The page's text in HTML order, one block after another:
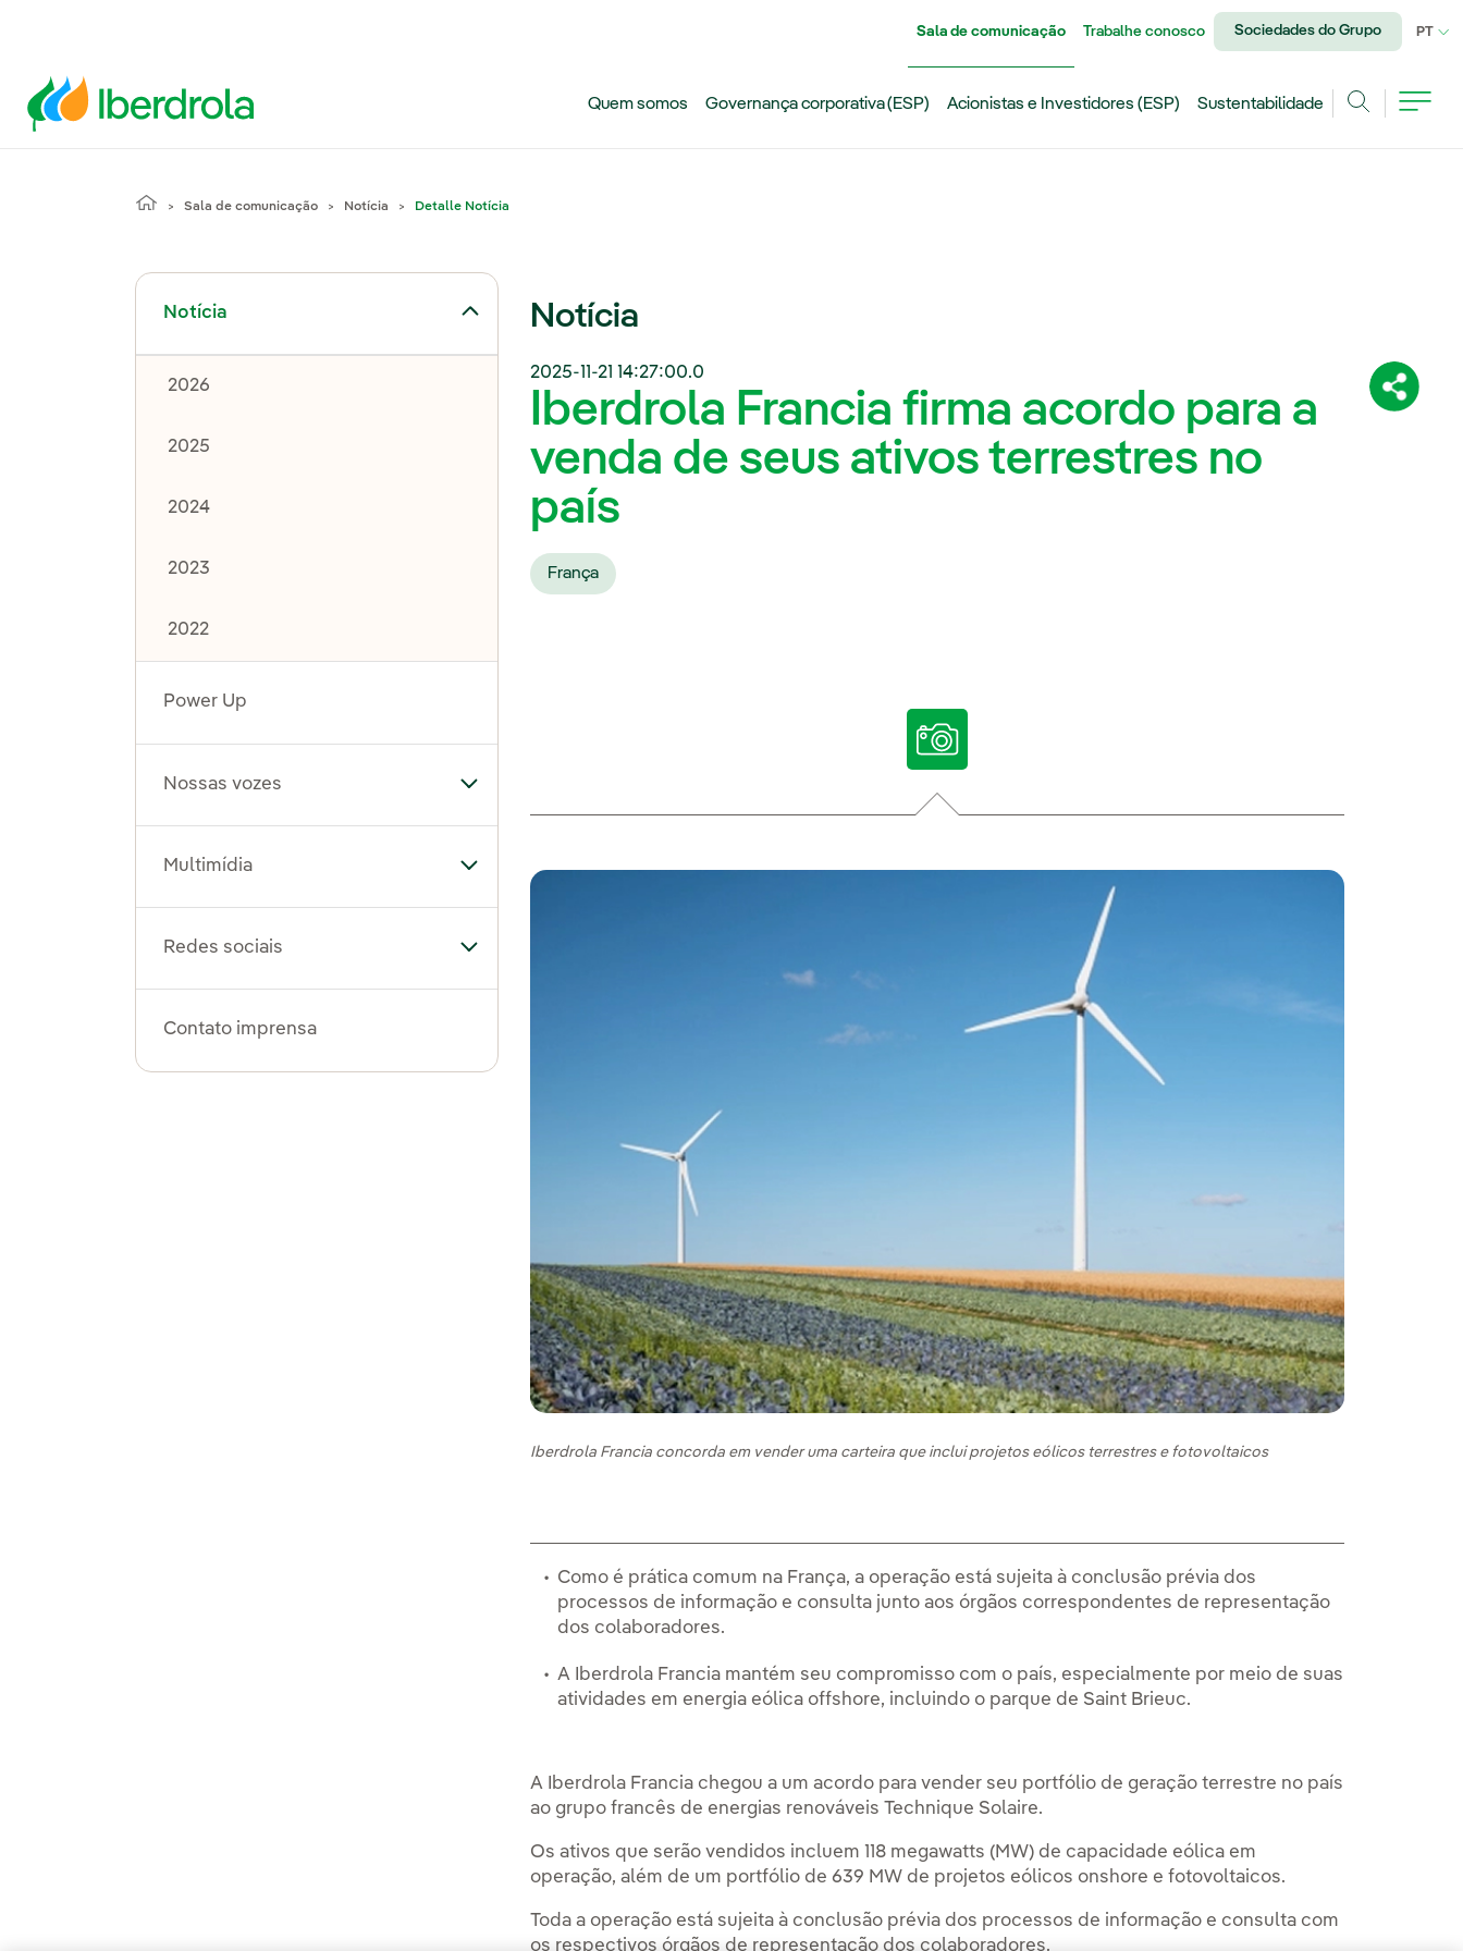
Sala de comunicação Trabalhe conosco Sociedades do Grupo PT
Quem somos Governança corporativa (ESP) Acionistas e Investidores (ESP)
Sustentabilidade
Sala de comunicação Notícia Detalle Notícia
Notícia
Alternar submenu de Notícia
2026
2025
2024
2023
2022
Power Up
Nossas vozes Alternar submenu de Nossas vozes
Multimídia Alternar submenu de Multimídia
Redes sociais Alternar submenu de Redes sociais
Contato imprensa
Notícia
2025-11-21 14:27:00.0
Iberdrola Francia firma acordo para a
venda de seus ativos terrestres no
país
França
Iberdrola Francia concorda em vender uma carteira que inclui projetos eólicos terrestres e fotovoltaicos
Como é prática comum na França, a operação está sujeita à conclusão prévia dos
processos de informação e consulta junto aos órgãos correspondentes de representação
dos colaboradores.
A Iberdrola Francia mantém seu compromisso com o país, especialmente por meio de suas
atividades em energia eólica offshore, incluindo o parque de Saint Brieuc.
A Iberdrola Francia chegou a um acordo para vender seu portfólio de geração terrestre no país
ao grupo francês de energias renováveis Technique Solaire.
Os ativos que serão vendidos incluem 118 megawatts (MW) de capacidade eólica em
operação, além de um portfólio de 639 MW de projetos eólicos onshore e fotovoltaicos.
Toda a operação está sujeita à conclusão prévia dos processos de informação e consulta com
os respectivos órgãos de representação dos colaboradores.